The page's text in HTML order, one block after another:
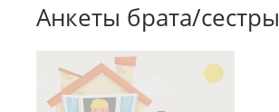
Анкеты брата/сестры